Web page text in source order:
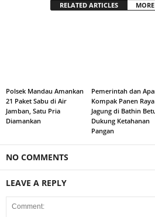
RELATED ARTICLES
Polsek Mandau Amankan
21 Paket Sabu di Air
Jamban, Satu Pria
Diamankan
Pemerintah dan
Kompak Panen Raya
Jagung di Bathin
Dukung Ketahanan
Pangan
NO COMMENTS
LEAVE A REPLY